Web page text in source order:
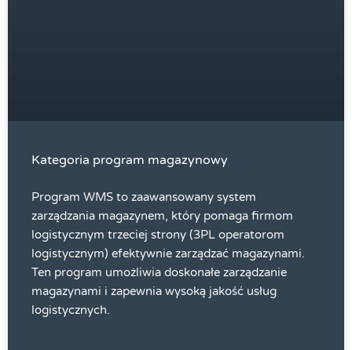
Kategoria program magazynowy
Program WMS to zaawansowany system
zarządzania magazynem, który pomaga firmom
logistycznym trzeciej strony (3PL operatorom
logistycznym) efektywnie zarządzać magazynami.
Ten program umożliwia doskonałe zarządzanie
magazynami i zapewnia wysoką jakość usług
logistycznych.